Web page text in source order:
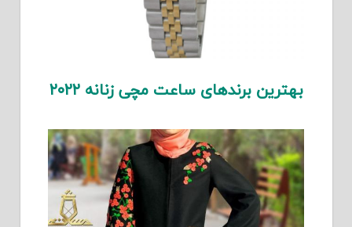
بهترین برندهای ساعت مچی زنانه ۲۰۲۲